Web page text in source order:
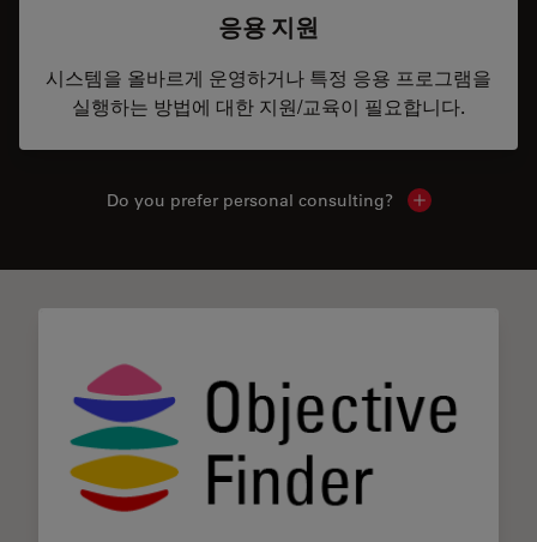
응용 지원
시스템을 올바르게 운영하거나 특정 응용 프로그램을
실행하는 방법에 대한 지원/교육이 필요합니다.
Do you prefer personal consulting? Show local